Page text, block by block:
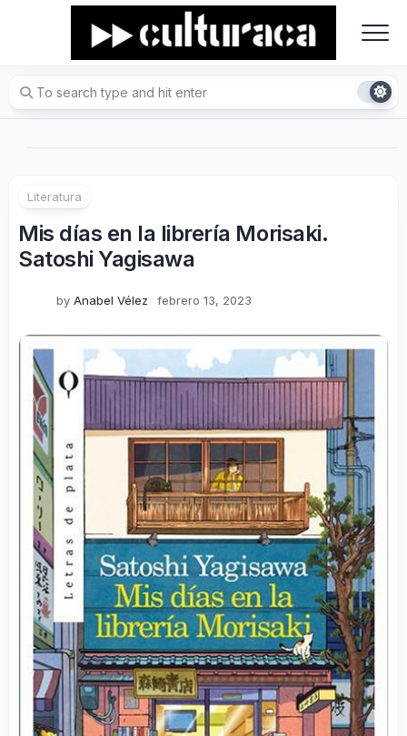
Literatura
Mis días en la librería Morisaki.
Satoshi Yagisawa
by Anabel Vélez febrero 13, 2023